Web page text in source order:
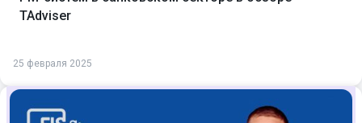
TAdviser
25 февраля 2025